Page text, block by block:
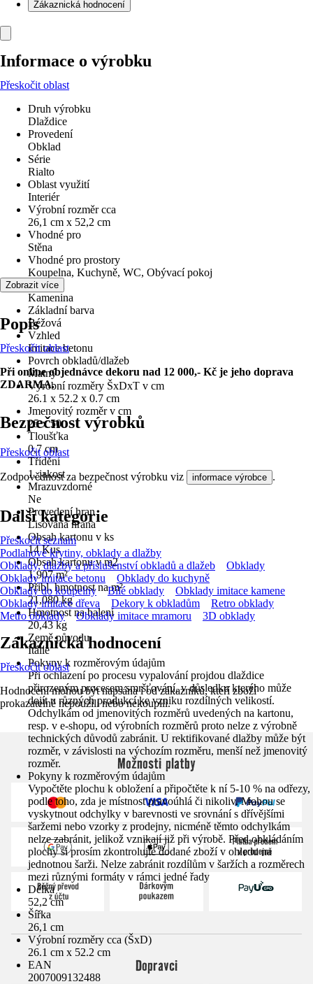
Zákaznická hodnocení
Informace o výrobku
Přeskočit oblast
Druh výrobku
Dlaždice
Provedení
Obklad
Série
Rialto
Oblast využití
Interiér
Výrobní rozměr cca
26,1 cm x 52,2 cm
Vhodné pro
Stěna
Vhodné pro prostory
Koupelna, Kuchyně, WC, Obývací pokoj
Materiál
Kamenina
Základní barva
Béžová
Vzhled
Imitace betonu
Povrch obkladů/dlažeb
Matný
Výrobní rozměry ŠxDxT v cm
26.1 x 52.2 x 0.7 cm
Jmenovitý rozměr v cm
25 x 50
Tloušťka
0,7 cm
Třídění
1. jakost
Mrazuvzdorné
Ne
Provedení hran
Lisovaná hrana
Obsah kartonu v ks
14 Kus
Obsah kartonu v m2
1,907 m²
Přibl. hmotnost na m²
21,080 kg
Hmotnost na balení
20,43 kg
Země původu
Itálie
Pokyny k rozměrovým údajům
Při ochlazení po procesu vypalování projdou dlaždice
přirozeným procesem smršťování, v důsledku kterého může
dojít u různých produkcí ke vzniku rozdílných velikostí.
Odchylkám od jmenovitých rozměrů uvedených na kartonu,
resp. v e-shopu, od výrobních rozměrů proto nelze z výrobně
technických důvodů zabránit. U rektifikované dlažby může být
rozměr, v závislosti na výchozím rozměru, menší než jmenovitý
rozměr.
Pokyny k rozměrovým údajům
Vypočtěte plochu k obložení a připočtěte k ní 5-10 % na odřezy,
podle toho, zda je místnost pravoúhlá či nikoliv. Mohou se
vyskytnout odchylky v barevnosti ve srovnání s dřívějšími
šaržemi nebo vzorky z prodejny, nicméně těmto odchylkám
nelze zabránit, jelikož vznikají již při výrobě. Před obkládáním
plochy si prosím zkontrolujte dodané zboží v ohledu na
jednotnou šarži. Nelze zabránit rozdílům v šaržích a rozměrech
mezi různými formáty v rámci jedné řady
Délka
52,2 cm
Šířka
26,1 cm
Výrobní rozměry cca (ŠxD)
26.1 cm x 52.2 cm
EAN
2007009132488
Zobrazit více
Popis
Přeskočit oblast
Při online objednávce dekoru nad 12 000,- Kč je jeho doprava
ZDARMA.
Bezpečnost výrobků
Přeskočit oblast
Zodpovědnost za bezpečnost výrobku viz informace výrobce .
Další kategorie
Přeskočit seznam
Podlahové krytiny, obklady a dlažby
Obklady, dlažby a příslušenství obkladů a dlažeb
Obklady
Obklady imitace betonu
Obklady do kuchyně
Obklady do koupelny
Bílé obklady
Obklady imitace kamene
Obklady imitace dřeva
Dekory k obkladům
Retro obklady
Metro obklady
Obklady imitace mramoru 3D obklady
Zákaznická hodnocení
Přeskočit oblast
Hodnocení mohou být napsána i od zákazníků, kteří zboží
prokazatelně nepoužili nebo nekoupili.
Možnosti platby
Dopravci